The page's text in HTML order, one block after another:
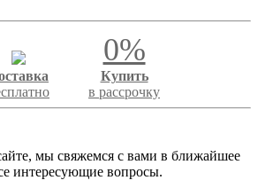
0%
Купить
в рассрочку
мы свяжемся с вами в ближайшее
интересующие вопросы.